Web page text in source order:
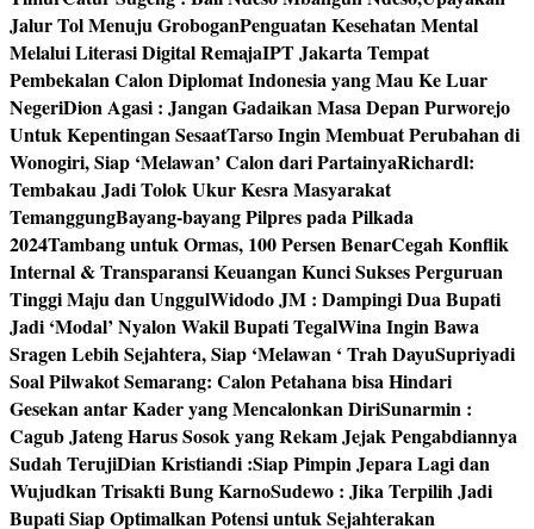
Jalur Tol Menuju GroboganPenguatan Kesehatan Mental
Melalui Literasi Digital RemajaIPT Jakarta Tempat
Pembekalan Calon Diplomat Indonesia yang Mau Ke Luar
NegeriDion Agasi : Jangan Gadaikan Masa Depan Purworejo
Untuk Kepentingan SesaatTarso Ingin Membuat Perubahan di
Wonogiri, Siap ‘Melawan’ Calon dari PartainyaRichardl:
Tembakau Jadi Tolok Ukur Kesra Masyarakat
TemanggungBayang-bayang Pilpres pada Pilkada
2024Tambang untuk Ormas, 100 Persen BenarCegah Konflik
Internal & Transparansi Keuangan Kunci Sukses Perguruan
Tinggi Maju dan UnggulWidodo JM : Dampingi Dua Bupati
Jadi ‘Modal’ Nyalon Wakil Bupati TegalWina Ingin Bawa
Sragen Lebih Sejahtera, Siap ‘Melawan ‘ Trah DayuSupriyadi
Soal Pilwakot Semarang: Calon Petahana bisa Hindari
Gesekan antar Kader yang Mencalonkan DiriSunarmin :
Cagub Jateng Harus Sosok yang Rekam Jejak Pengabdiannya
Sudah TerujiDian Kristiandi :Siap Pimpin Jepara Lagi dan
Wujudkan Trisakti Bung KarnoSudewo : Jika Terpilih Jadi
Bupati Siap Optimalkan Potensi untuk Sejahterakan